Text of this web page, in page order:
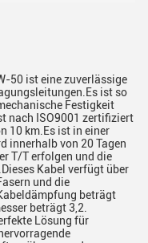
50 ist eine zuverlässige
ist so
Festigkeit
nach ISO9001 zertifiziert
10 km.Es ist in einer
innerhalb von 20 Tagen
T/T erfolgen und die
Kabel verfügt über
und die
beträgt
beträgt 3,2.
Lösung für